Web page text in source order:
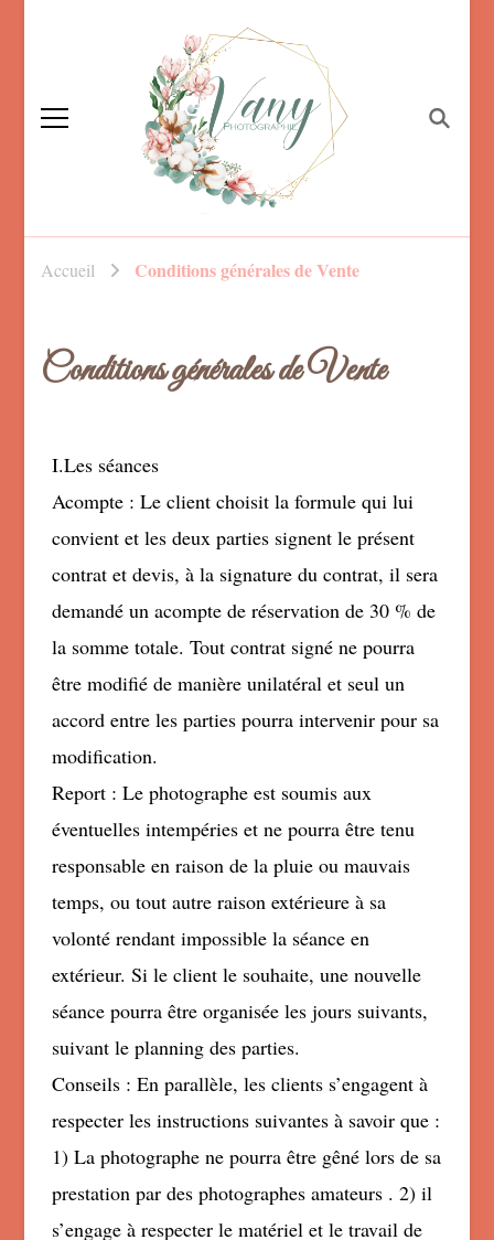
Vanessa Foucault,
Mayenne, maternité,
mariage
Accueil Conditions générales de Vente
Conditions générales de Vente
I.Les séances
Acompte : Le client choisit la formule qui lui
convient et les deux parties signent le présent
contrat et devis, à la signature du contrat, il sera
demandé un acompte de réservation de 30 % de
la somme totale. Tout contrat signé ne pourra
être modifié de manière unilatéral et seul un
accord entre les parties pourra intervenir pour sa
modification.
Report : Le photographe est soumis aux
éventuelles intempéries et ne pourra être tenu
responsable en raison de la pluie ou mauvais
temps, ou tout autre raison extérieure à sa
volonté rendant impossible la séance en
extérieur. Si le client le souhaite, une nouvelle
séance pourra être organisée les jours suivants,
suivant le planning des parties.
Conseils : En parallèle, les clients s’engagent à
respecter les instructions suivantes à savoir que :
1) La photographe ne pourra être gêné lors de sa
prestation par des photographes amateurs . 2) il
s’engage à respecter le matériel et le travail de